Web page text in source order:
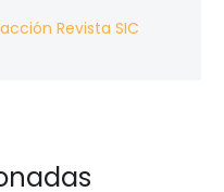
Revista SIC